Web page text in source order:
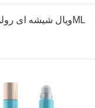
ویال شیشه ای رولون 4ML